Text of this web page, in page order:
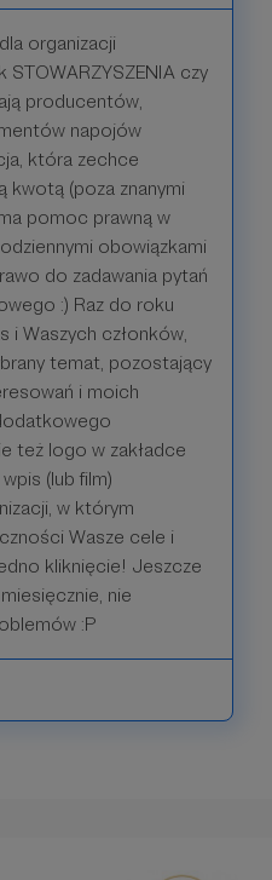
organizacji
czy
producentów,
napojów
która zechce
kwotą (poza znanymi
pomoc prawną w
obowiązkami
do zadawania pytań
:) Raz do roku
i Waszych członków,
temat, pozostający
i moich
też logo w zakładce
(lub film)
w którym
Wasze cele i
kliknięcie! Jeszcze
nie
:P